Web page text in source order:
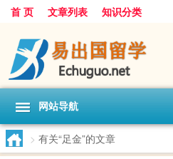
首 页 文章列表 知识分类
网站导航
> 有关“足金”的文章